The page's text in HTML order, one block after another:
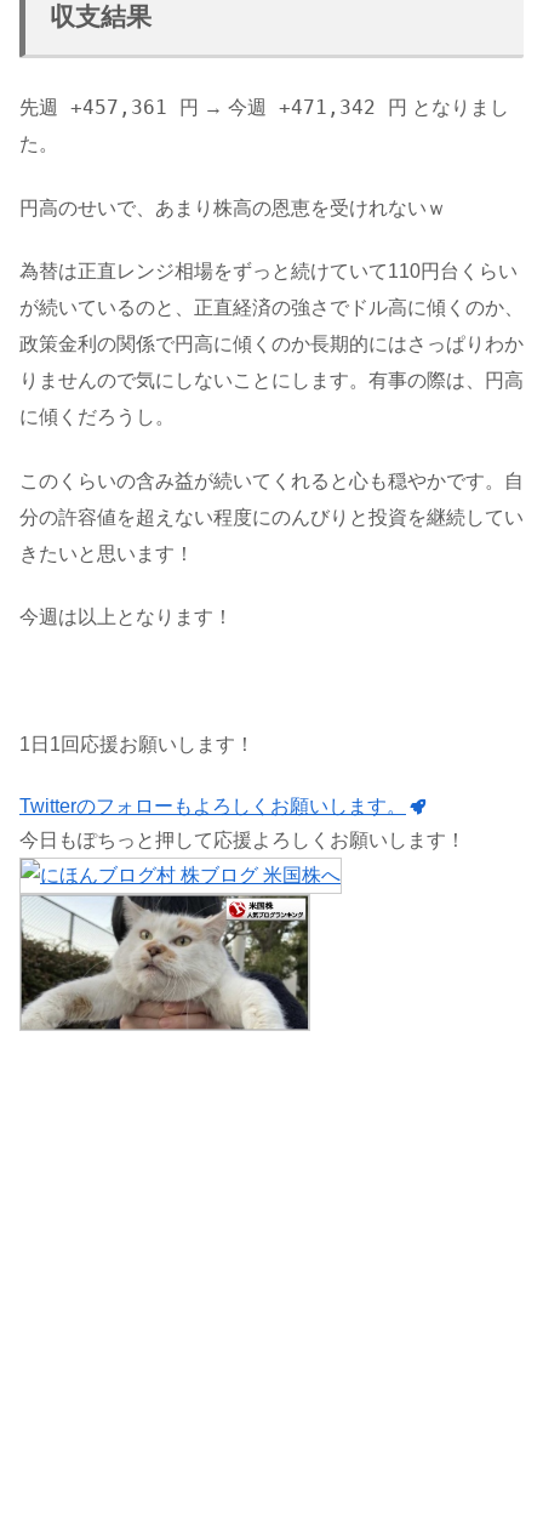
収支結果
先週 +457,361 円 → 今週 +471,342 円 となりまし
た。
円高のせいで、あまり株高の恩恵を受けれないｗ
為替は正直レンジ相場をずっと続けていて110円台くらい
が続いているのと、正直経済の強さでドル高に傾くのか、
政策金利の関係で円高に傾くのか長期的にはさっぱりわか
りませんので気にしないことにします。有事の際は、円高
に傾くだろうし。
このくらいの含み益が続いてくれると心も穏やかです。自
分の許容値を超えない程度にのんびりと投資を継続してい
きたいと思います！
今週は以上となります！
1日1回応援お願いします！
Twitterのフォローもよろしくお願いします。
今日もぽちっと押して応援よろしくお願いします！